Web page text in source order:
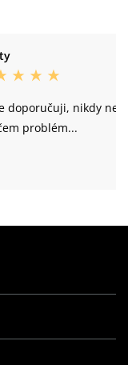
doporučuji, nikdy
problém...